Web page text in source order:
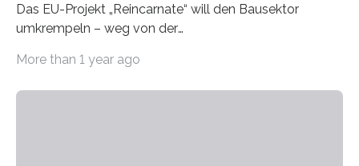
Das EU-Projekt „Reincarnate“ will den Bausektor
umkrempeln – weg von der
Kreislaufwirtschaft Bei dem schwedischen
More than 1 year ago